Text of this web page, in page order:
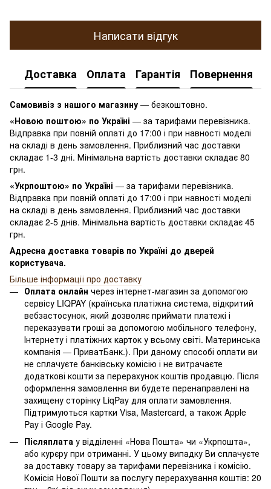
Написати відгук
Доставка Оплата Гарантія Повернення
Самовивіз з нашого магазину — безкоштовно.
«Новою поштою» по Україні — за тарифами перевізника.
Відправка при повній оплаті до 17:00 і при навності моделі
на складі в день замовлення. Приблизний час доставки
складає 1-3 дні. Мінімальна вартість доставки складає 80
грн.
«Укрпоштою» по Україні — за тарифами перевізника.
Відправка при повній оплаті до 17:00 і при навності моделі
на складі в день замовлення. Приблизний час доставки
складає 2-5 днів. Мінімальна вартість доставки складає 45
грн.
Адресна доставка товарів по Україні до дверей
користувача.
Більше інформації про доставку
Оплата онлайн через інтернет-магазин за допомогою
сервісу LIQPAY (країнська платіжна система, відкритий
вебзастосунок, який дозволяє приймати платежі і
переказувати гроші за допомогою мобільного телефону,
Інтернету і платіжних карток у всьому світі. Материнська
компанія — ПриватБанк.). При даному способі оплати ви
не сплачуєте банківську комісію і не витрачаєте
додаткові кошти за перерахунок коштів продавцю. Після
оформлення замовлення ви будете перенаправлені на
захищену сторінку LiqPay для оплати замовлення.
Підтримуються картки Visa, Mastercard, а також Apple
Pay і Google Pay.
Післяплата у відділенні «Нова Пошта» чи «Укрпошта»,
або курєру при отриманні. У цьому випадку Ви сплачуєте
за доставку товару за тарифами перевізника і комісію.
Комісія Нової Пошти за послугу перерахування коштів: 20